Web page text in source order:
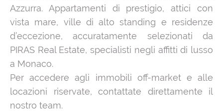
Azzurra. Appartamenti di prestigio, attici con
vista mare, ville di alto standing e residenze
d’eccezione, accuratamente selezionati da
PIRAS Real Estate, specialisti negli affitti di lusso
a Monaco.
Per accedere agli immobili off-market e alle
locazioni riservate, contattate direttamente il
nostro team.